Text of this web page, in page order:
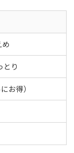
め
とり
お得）